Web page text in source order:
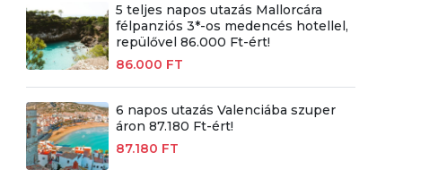
5 teljes napos utazás Mallorcára
félpanziós 3*-os medencés hotellel,
repülővel 86.000 Ft-ért!
86.000 FT
6 napos utazás Valenciába szuper
áron 87.180 Ft-ért!
87.180 FT